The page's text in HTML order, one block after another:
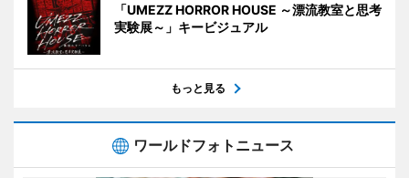
「UMEZZ HORROR HOUSE ～漂流教室と思考
実験展～」キービジュアル
もっと見る
ワールドフォトニュース